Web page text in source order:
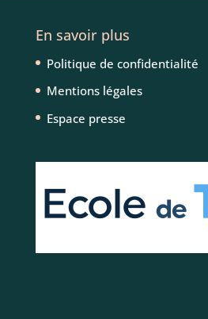
En savoir plus
Politique de confidentialité
Mentions légales
Espace presse